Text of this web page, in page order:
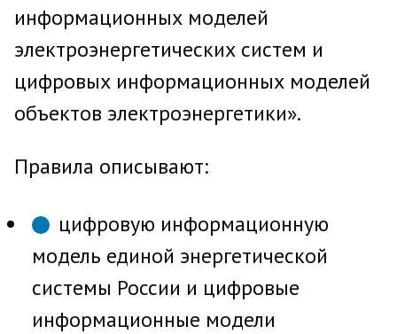
информационных моделей
электроэнергетических систем и
цифровых информационных моделей
объектов электроэнергетики».
Правила описывают:
цифровую информационную
модель единой энергетической
системы России и цифровые
информационные модели